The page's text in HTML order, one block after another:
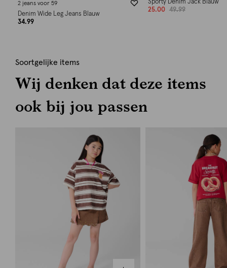
2 jeans voor 59
Denim Wide Leg Jeans Blauw
34.99
Sporty Denim Jack Blauw
25.00
49.99
Soortgelijke items
Wij denken dat deze items
ook bij jou passen